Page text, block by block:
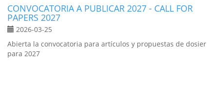
CONVOCATORIA A PUBLICAR 2027 - CALL FOR
PAPERS 2027
2026-03-25
Abierta la convocatoria para artículos y propuestas de dosier
para 2027